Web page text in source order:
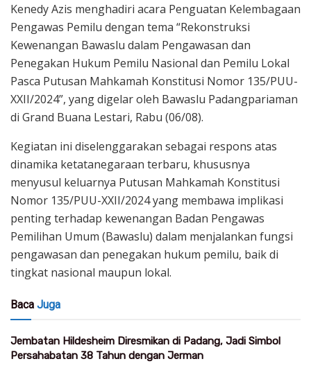
Kenedy Azis menghadiri acara Penguatan Kelembagaan
Pengawas Pemilu dengan tema “Rekonstruksi
Kewenangan Bawaslu dalam Pengawasan dan
Penegakan Hukum Pemilu Nasional dan Pemilu Lokal
Pasca Putusan Mahkamah Konstitusi Nomor 135/PUU-
XXII/2024”, yang digelar oleh Bawaslu Padangpariaman
di Grand Buana Lestari, Rabu (06/08).
Kegiatan ini diselenggarakan sebagai respons atas
dinamika ketatanegaraan terbaru, khususnya
menyusul keluarnya Putusan Mahkamah Konstitusi
Nomor 135/PUU-XXII/2024 yang membawa implikasi
penting terhadap kewenangan Badan Pengawas
Pemilihan Umum (Bawaslu) dalam menjalankan fungsi
pengawasan dan penegakan hukum pemilu, baik di
tingkat nasional maupun lokal.
Baca Juga
Jembatan Hildesheim Diresmikan di Padang, Jadi Simbol
Persahabatan 38 Tahun dengan Jerman